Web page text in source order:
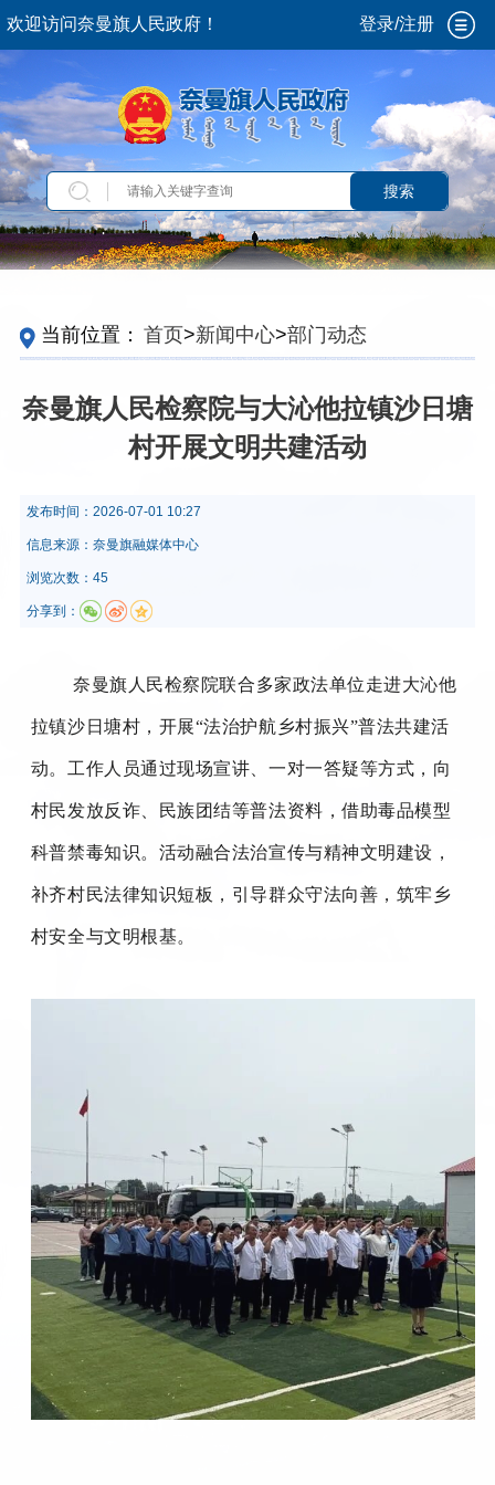
欢迎访问奈曼旗人民政府！ 登录/注册
搜索
当前位置： 首页>新闻中心>部门动态
奈曼旗人民检察院与大沁他拉镇沙日塘
村开展文明共建活动
发布时间： 2026-07-01 10:27
信息来源： 奈曼旗融媒体中心
浏览次数：45
分享到：
奈曼旗人民检察院联合多家政法单位走进大沁他
拉镇沙日塘村，开展“法治护航乡村振兴”普法共建活
动。工作人员通过现场宣讲、一对一答疑等方式，向
村民发放反诈、民族团结等普法资料，借助毒品模型
科普禁毒知识。活动融合法治宣传与精神文明建设，
补齐村民法律知识短板，引导群众守法向善，筑牢乡
村安全与文明根基。